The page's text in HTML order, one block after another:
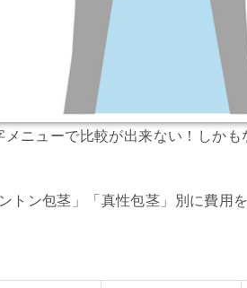
メニューで比較が出来ない！しかも
トン包茎」「真性包茎」別に費用